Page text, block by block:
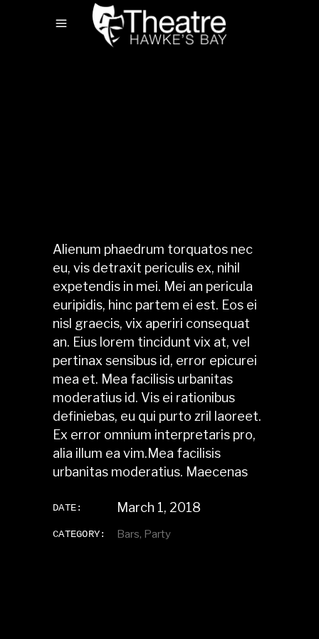
Alienum phaedrum torquatos nec
eu, vis detraxit periculis ex, nihil
expetendis in mei. Mei an pericula
euripidis, hinc partem ei est. Eos ei
nisl graecis, vix aperiri consequat
an. Eius lorem tincidunt vix at, vel
pertinax sensibus id, error epicurei
mea et. Mea facilisis urbanitas
moderatius id. Vis ei rationibus
definiebas, eu qui purto zril laoreet.
Ex error omnium interpretaris pro,
alia illum ea vim.Mea facilisis
urbanitas moderatius. Maecenas
DATE: March 1, 2018
CATEGORY: Bars Party